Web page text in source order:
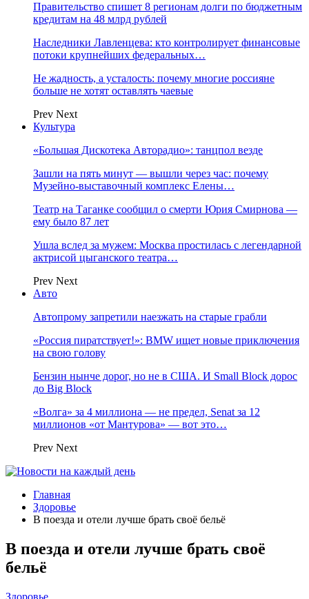
Правительство спишет 8 регионам долги по бюджетным
кредитам на 48 млрд рублей
Наследники Лавленцева: кто контролирует финансовые
потоки крупнейших федеральных…
Не жадность, а усталость: почему многие россияне
больше не хотят оставлять чаевые
Prev Next
Культура
«Большая Дискотека Авторадио»: танцпол везде
Зашли на пять минут — вышли через час: почему
Музейно-выставочный комплекс Елены…
Театр на Таганке сообщил о смерти Юрия Смирнова —
ему было 87 лет
Ушла вслед за мужем: Москва простилась с легендарной
актрисой цыганского театра…
Prev Next
Авто
Автопрому запретили наезжать на старые грабли
«Россия пиратствует!»: BMW ищет новые приключения
на свою голову
Бензин нынче дорог, но не в США. И Small Block дорос
до Big Block
«Волга» за 4 миллиона — не предел, Senat за 12
миллионов «от Мантурова» — вот это…
Prev Next
Главная
Здоровье
В поезда и отели лучше брать своё бельё
В поезда и отели лучше брать своё
бельё
Здоровье